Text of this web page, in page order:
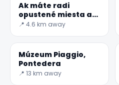
Ak máte radi
opustené miesta a
tajomnú auru,
📍 4.6 km away
Múzeum Piaggio,
Pontedera
📍 13 km away